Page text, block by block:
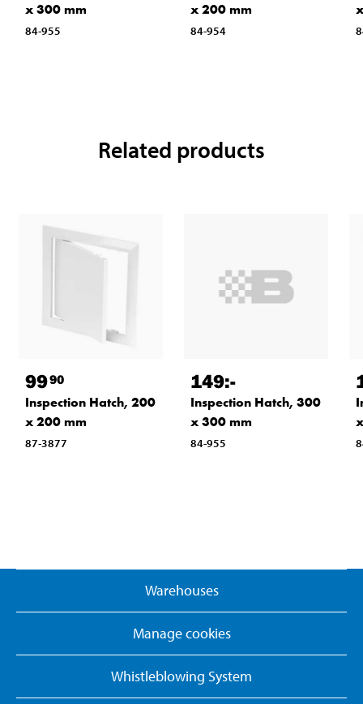
x 300 mm
84-955
x 200 mm
84-954
Related products
9990
Inspection Hatch, 200
x 200 mm
87-3877
149:-
Inspection Hatch, 300
x 300 mm
84-955
Warehouses
Manage cookies
Whistleblowing System